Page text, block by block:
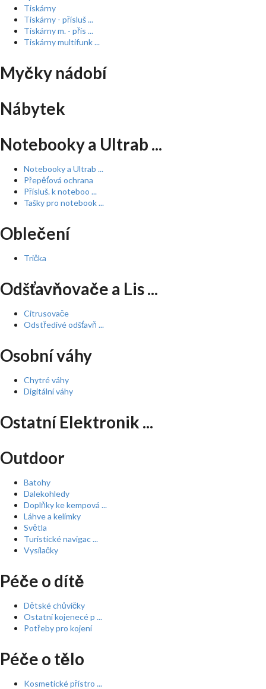
Tiskárny
Tiskárny - přísluš ...
Tiskárny m. - přís ...
Tiskárny multifunk ...
Myčky nádobí
Nábytek
Notebooky a Ultrab ...
Notebooky a Ultrab ...
Přepěťová ochrana
Přísluš. k noteboo ...
Tašky pro notebook ...
Oblečení
Trička
Odšťavňovače a Lis ...
Citrusovače
Odstředivé odšťavň ...
Osobní váhy
Chytré váhy
Digitální váhy
Ostatní Elektronik ...
Outdoor
Batohy
Dalekohledy
Doplňky ke kempová ...
Láhve a kelímky
Světla
Turistické navigac ...
Vysílačky
Péče o dítě
Dětské chůvičky
Ostatní kojenecé p ...
Potřeby pro kojení
Péče o tělo
Kosmetické přístro ...